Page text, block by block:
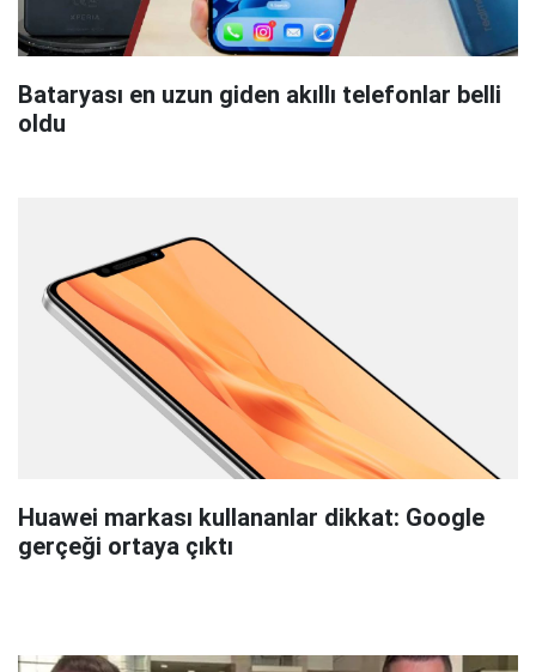
Bataryası en uzun giden akıllı telefonlar belli
oldu
Huawei markası kullananlar dikkat: Google
gerçeği ortaya çıktı